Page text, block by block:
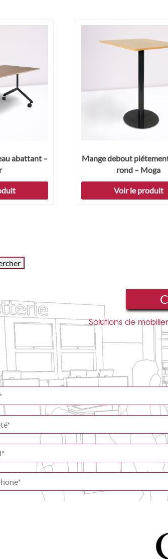
abattant –
Mange debout
rond – Moga
Voir le produit
Solutions de